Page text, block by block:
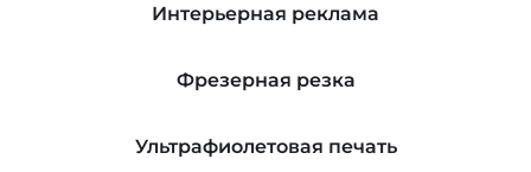
Интерьерная реклама
Фрезерная резка
Ультрафиолетовая печать